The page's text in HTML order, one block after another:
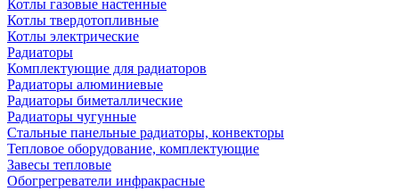
Котлы газовые настенные
Котлы твердотопливные
Котлы электрические
Радиаторы
Комплектующие для радиаторов
Радиаторы алюминиевые
Радиаторы биметаллические
Радиаторы чугунные
Стальные панельные радиаторы, конвекторы
Тепловое оборудование, комплектующие
Завесы тепловые
Обогрегреватели инфракрасные